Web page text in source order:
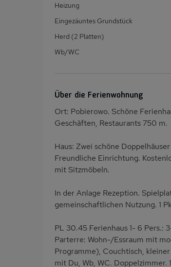
Heizung
Eingezäuntes Grundstück
Herd (2 Platten)
Wb/WC
Über die Ferienwohnung
Ort: Pobierowo. Schöne
Geschäften, Restaurants 750 m.
Haus: Zwei schöne
Freundliche Einrichtung.
mit Sitzmöbeln.
In der Anlage Rezeption.
gemeinschaftlichen Nutzung. 1
PL 30.45 Ferienhaus 1- 6 Pers.:
Parterre: Wohn-/Essraum mit
Programme), Couchtisch,
mit Du, Wb, WC.